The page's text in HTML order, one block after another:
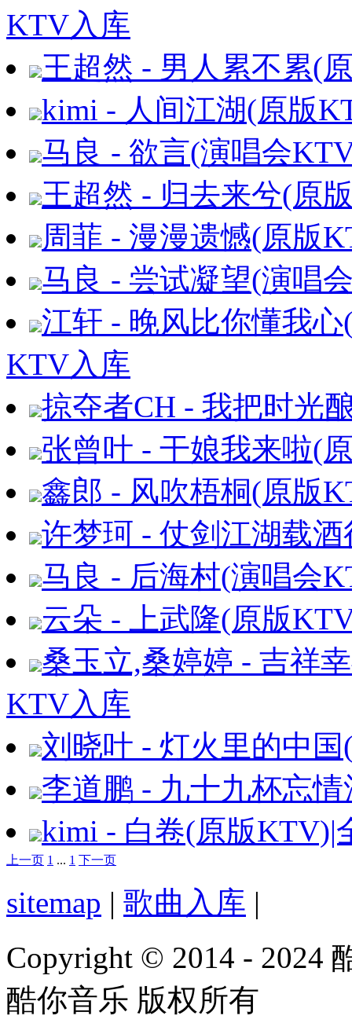
KTV入库
王超然 - 男人累不累(
kimi - 人间江湖(原版
马良 - 欲言(演唱会
王超然 - 归去来兮(原
周菲 - 漫漫遗憾(原版
马良 - 尝试凝望(演唱
江轩 - 晚风比你懂我
KTV入库
掠夺者CH - 我把时光
张曾叶 - 干娘我来啦(
鑫郎 - 风吹梧桐(原版
许梦珂 - 仗剑江湖载
马良 - 后海村(演唱会
云朵 - 上武隆(原版
桑玉立,桑婷婷 - 吉祥
KTV入库
刘晓叶 - 灯火里的中
李道鹏 - 九十九杯忘
kimi - 白卷(原版KTV)|
上一页 1 ... 1 下一页
sitemap | 歌曲入库 |
Copyright © 2014 - 2024
酷你音乐 版权所有